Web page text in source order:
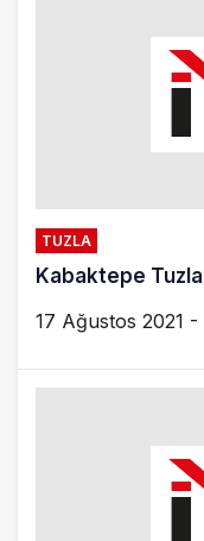
TUZLA
Kabaktepe
17 Ağustos 2021 -